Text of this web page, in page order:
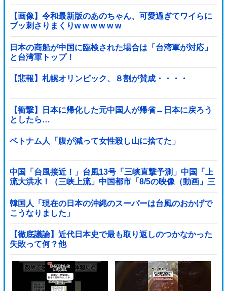
【画像】令和最新版のあのちゃん、可愛過ぎてワイらに
ブッ刺さりまくりw w w w w w
日本の商船が中国に臨検された場合は「台湾軍が対応」
と台湾軍トップ！
【悲報】札幌オリンピック、８割が賛成・・・・
【衝撃】日本に帰化した元中国人が帰省→日本に戻ろう
としたら…
ベトナム人「腹が減って女性殺し山に捨てた」
中国「台風接近！」台風13号「三峡直撃予測」中国「上
流大洪水！（三峡上流」中国都市「8/5の映像（動画」三
峡ダム「緊急放流（決壊危機」中国「下流大水害（震え
声」→
韓国人「現在の日本の沖縄のスーパーは台風のおかげで
こうなりました」
【徹底議論】近代日本史で最も取り返しのつかなかった
失敗って何？他